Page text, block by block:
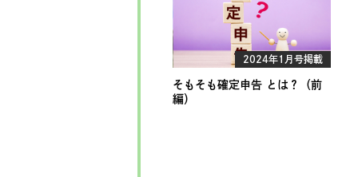
2024年1月号掲載
そもそも確定申告 とは？（前
編）